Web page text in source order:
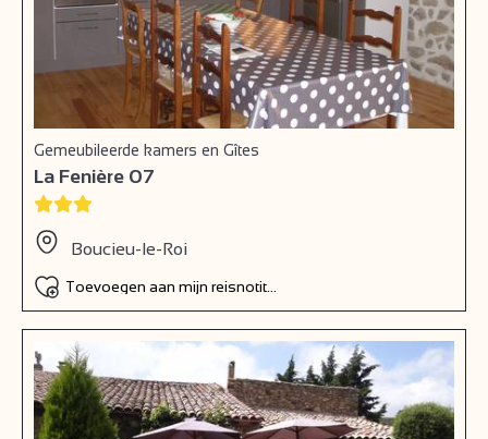
Gemeubileerde kamers en Gîtes
La Fenière 07
Boucieu-le-Roi
Toevoegen aan mijn reisnotitieboek